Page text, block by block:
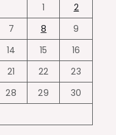
1
2
7 8
9
14 15
16
21 22
23
28 29
30